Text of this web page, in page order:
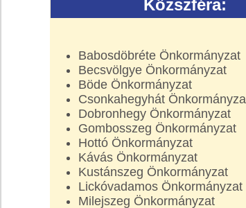
Közszféra:
Babosdöbréte Önkormányzat
Becsvölgye Önkormányzat
Böde Önkormányzat
Csonkahegyhát
Dobronhegy Önkormányzat
Gombosszeg Önkormányzat
Hottó Önkormányzat
Kávás Önkormányzat
Kustánszeg Önkormányzat
Lickóvadamos Önkormányzat
Milejszeg Önkormányzat